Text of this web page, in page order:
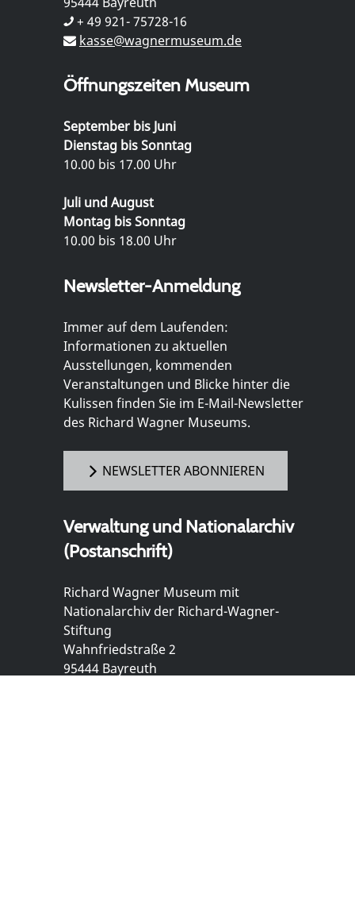
+ 49 921- 75728-16
kasse@wagnermuseum.de
Öffnungszeiten Museum
September bis Juni
Dienstag bis Sonntag
10.00 bis 17.00 Uhr
Juli und August
Montag bis Sonntag
10.00 bis 18.00 Uhr
Newsletter-Anmeldung
Immer auf dem Laufenden:
Informationen zu aktuellen
Ausstellungen, kommenden
Veranstaltungen und Blicke hinter die
Kulissen finden Sie im E-Mail-Newsletter
des Richard Wagner Museums.
NEWSLETTER ABONNIEREN
Verwaltung und Nationalarchiv
(Postanschrift)
Richard Wagner Museum mit
Nationalarchiv der Richard-Wagner-
Stiftung
Wahnfriedstraße 2
95444 Bayreuth